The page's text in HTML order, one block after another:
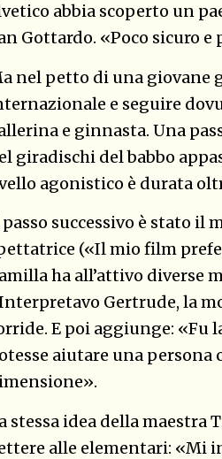
abbia scoperto un
Gottardo. «Poco sicuro
nel petto di una giovane
e seguire
e ginnasta. Una
giradischi del babbo
agonistico è durata
successivo è stato
(«Il mio film
ha all’attivo diverse
Gertrude, la
E poi aggiunge: «Fu
aiutare una persona
stessa idea della maestra
alle elementari: «Mi